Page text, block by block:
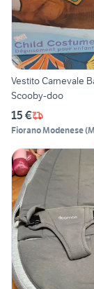
Vestito Carnevale
Scooby-doo
15 €
Fiorano Modenese(